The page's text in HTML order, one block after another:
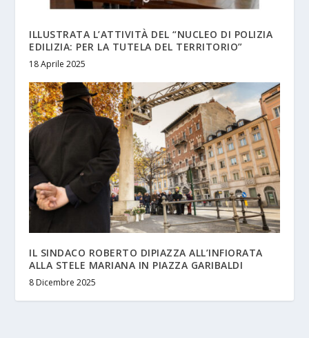
ILLUSTRATA L’ATTIVITÀ DEL “NUCLEO DI POLIZIA
EDILIZIA: PER LA TUTELA DEL TERRITORIO”
18 Aprile 2025
IL SINDACO ROBERTO DIPIAZZA ALL’INFIORATA
ALLA STELE MARIANA IN PIAZZA GARIBALDI
8 Dicembre 2025